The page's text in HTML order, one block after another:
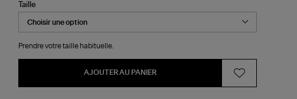
Taille
Prendre votre taille habituelle.
AJOUTER AU PANIER